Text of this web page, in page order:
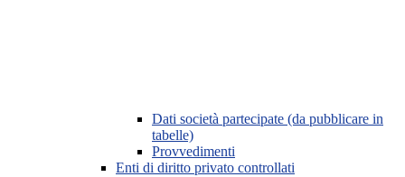
Dati società partecipate (da pubblicare in
tabelle)
Provvedimenti
Enti di diritto privato controllati